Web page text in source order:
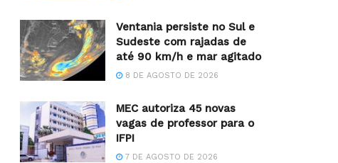
Ventania persiste no Sul e
Sudeste com rajadas de
até 90 km/h e mar agitado
8 DE AGOSTO DE 2026
MEC autoriza 45 novas
vagas de professor para o
IFPI
7 DE AGOSTO DE 2026